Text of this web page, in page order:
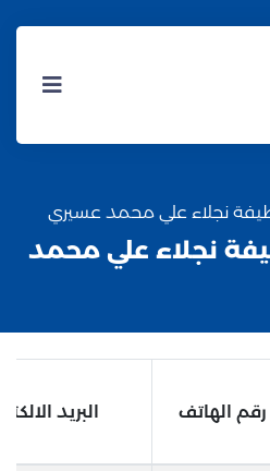
نجلاء علي محمد عسيري
نجلاء علي محمد
رقم الهاتف البريد